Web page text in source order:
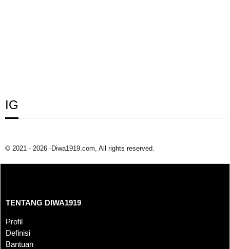
IG
© 2021 - 2026 -Diwa1919.com, All rights reserved.
TENTANG DIWA1919
Profil
Definisi
Bantuan